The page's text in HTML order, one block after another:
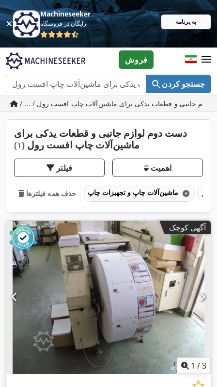
Machineseeker
رایگان در فروشگاه به برنامه
جستجو کردن
فروش
دست دوم لوازم جانبی و قطعات یدکی برای
ماشین‌آلات چاپ افست رول (۱)
فیلتر اهمیت
حذف همه فیلترها
آگهی کوچک
1 /3